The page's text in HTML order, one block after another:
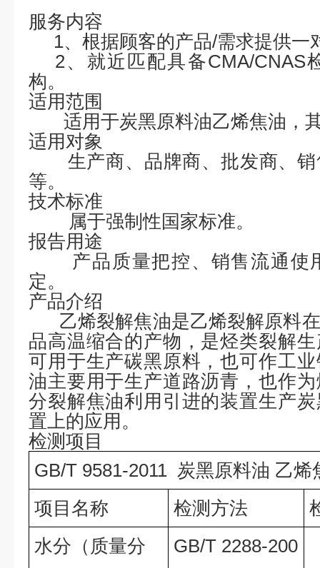
服务内容
1、根据顾客的产品/需求提供一
2、就近匹配具备CMA/CNAS
构。
适用范围
适用于炭黑原料油乙烯焦油，
适用对象
生产商、品牌商、批发商、
等。
技术标准
属于强制性国家标准。
报告用途
产品质量把控、销售流通使
定。
产品介绍
乙烯裂解焦油是乙烯裂解原料
品高温缩合的产物，是烃类裂解
可用于生产碳黑原料，也可作工
油主要用于生产道路沥青，也作
分裂解焦油利用引进的装置生产
置上的应用。
检测项目
GB/T 9581-2011 炭黑原料油 乙烯
项目名称
检测方法
水分（质量分
GB/T 2288-200